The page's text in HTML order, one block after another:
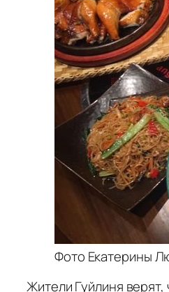
Фото Екатерины
Жители Гуйлиня верят,